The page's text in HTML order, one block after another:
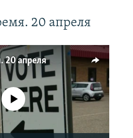
20 апреля
20 апреля
currently available